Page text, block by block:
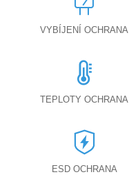
VYBÍJENÍ OCHRANA
TEPLOTY OCHRANA
ESD OCHRANA